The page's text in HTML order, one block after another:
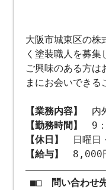
大阪市城東区の株
く塗装職人を募集
ご興味のある方は
まにお会いできる
【業務内容】
内
【勤務時間】
9
【休日】
日曜日
【給与】
8,000
■□ 問い合わせ